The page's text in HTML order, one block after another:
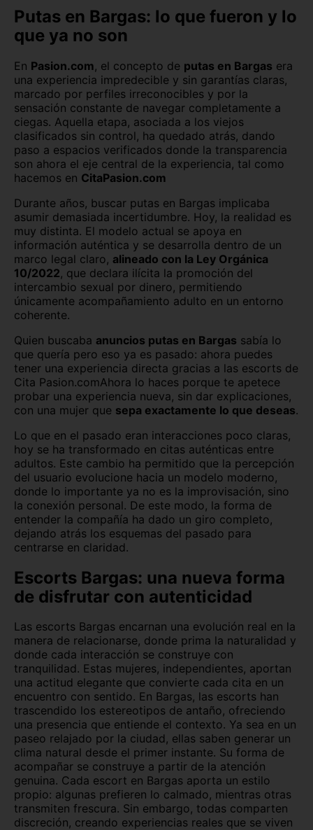
Ceuta capital Ciudad Real capital
Córdoba capital
Girona capital Granada capital
Guadalajara capital Huelva capital
Huesca capital Jaén capital
Las Palmas León capital
Lleida capital
Lugo capital Madrid capital
Málaga capital Melilla capital
Murcia capital Ourense capital
Oviedo Palencia capital
Pontevedra capital Salamanca capital
San Sebastián Santa Cruz de Tenerife
Santander Segovia capital
Sevilla capital Soria capital
Tarragona capital Teruel capital
Toledo capital Valencia capital
Valladolid capital Vitoria
Putas en Bargas: lo que fueron y lo
que ya no son
En Pasion.com, el concepto de putas en Bargas era
una experiencia impredecible y sin garantías claras,
marcado por perfiles irreconocibles y por la
sensación constante de navegar completamente a
ciegas. Aquella etapa, asociada a los viejos
clasificados sin control, ha quedado atrás, dando
paso a espacios verificados donde la transparencia
son ahora el eje central de la experiencia, tal como
hacemos en CitaPasion.com
Durante años, buscar putas en Bargas implicaba
asumir demasiada incertidumbre. Hoy, la realidad es
muy distinta. El modelo actual se apoya en
información auténtica y se desarrolla dentro de un
marco legal claro, alineado con la Ley Orgánica
10/2022, que declara ilícita la promoción del
intercambio sexual por dinero, permitiendo
únicamente acompañamiento adulto en un entorno
coherente.
Quien buscaba anuncios putas en Bargas sabía lo
que quería pero eso ya es pasado: ahora puedes
tener una experiencia directa gracias a las escorts de
Cita Pasion.comAhora lo haces porque te apetece
probar una experiencia nueva, sin dar explicaciones,
con una mujer que sepa exactamente lo que deseas.
Lo que en el pasado eran interacciones poco claras,
hoy se ha transformado en citas auténticas entre
adultos. Este cambio ha permitido que la percepción
del usuario evolucione hacia un modelo moderno,
donde lo importante ya no es la improvisación, sino
la conexión personal. De este modo, la forma de
entender la compañía ha dado un giro completo,
dejando atrás los esquemas del pasado para
centrarse en claridad.
Escorts Bargas: una nueva forma
de disfrutar con autenticidad
Las escorts Bargas encarnan una evolución real en la
manera de relacionarse, donde prima la naturalidad y
donde cada interacción se construye con
tranquilidad. Estas mujeres, independientes, aportan
una actitud elegante que convierte cada cita en un
encuentro con sentido. En Bargas, las escorts han
trascendido los estereotipos de antaño, ofreciendo
una presencia que entiende el contexto. Ya sea en un
paseo relajado por la ciudad, ellas saben generar un
clima natural desde el primer instante. Su forma de
acompañar se construye a partir de la atención
genuina. Cada escort en Bargas aporta un estilo
propio: algunas prefieren lo calmado, mientras otras
transmiten frescura. Sin embargo, todas comparten
discreción, creando experiencias reales que se viven